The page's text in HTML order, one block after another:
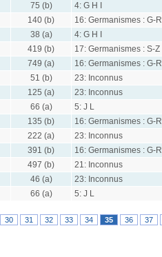
75 (b)
4: G H I
140 (b)
16: Germanismes : G-R
38 (a)
4: G H I
419 (b)
17: Germanismes : S-Z
749 (a)
16: Germanismes : G-R
51 (b)
23: Inconnus
125 (a)
23: Inconnus
66 (a)
5: J L
135 (b)
16: Germanismes : G-R
222 (a)
23: Inconnus
391 (b)
16: Germanismes : G-R
497 (b)
21: Inconnus
46 (a)
23: Inconnus
66 (a) 5: J L
30 31 32 33 34 35 36 37